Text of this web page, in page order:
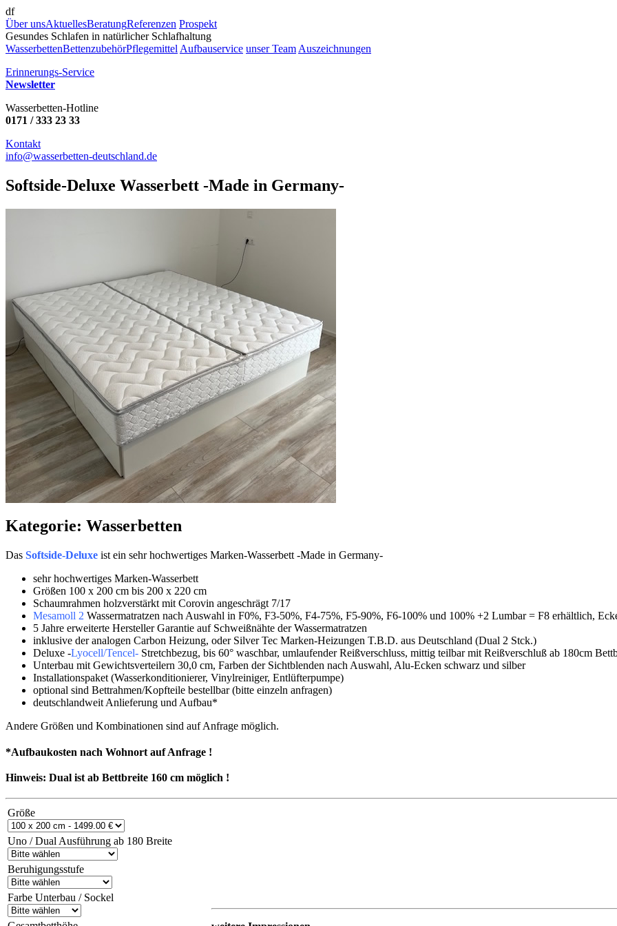
df
Über unsAktuellesBeratungReferenzen Prospekt
Gesundes Schlafen in natürlicher Schlafhaltung
WasserbettenBettenzubehörPflegemittel Aufbauservice unser Team Auszeichnungen
Erinnerungs-Service
Newsletter
Wasserbetten-Hotline
0171 / 333 23 33
Kontakt
info@wasserbetten-deutschland.de
Softside-Deluxe Wasserbett -Made in Germany-
Kategorie: Wasserbetten
Das Softside-Deluxe ist ein sehr hochwertiges Marken-Wasserbett -Made in Germany-
sehr hochwertiges Marken-Wasserbett
Größen 100 x 200 cm bis 200 x 220 cm
Schaumrahmen holzverstärkt mit Corovin angeschrägt 7/17
Mesamoll 2 Wassermatratzen nach Auswahl in F0%, F3-50%, F4-75%, F5-90%, F6-100% und 100% +2 Lumbar = F8 erhältlich,
5 Jahre erweiterte Hersteller Garantie auf Schweißnähte der Wassermatratzen
inklusive der analogen Carbon Heizung, oder Silver Tec Marken-Heizungen T.B.D. aus Deutschland (Dual 2 Stck.)
Deluxe -Lyocell/Tencel- Stretchbezug, bis 60° waschbar, umlaufender Reißverschluss, mittig teilbar mit Reißverschluß ab 180cm
Unterbau mit Gewichtsverteilern 30,0 cm, Farben der Sichtblenden nach Auswahl, Alu-Ecken schwarz und silber
Installationspaket (Wasserkonditionierer, Vinylreiniger, Entlüfterpumpe)
optional sind Bettrahmen/Kopfteile bestellbar (bitte einzeln anfragen)
deutschlandweit Anlieferung und Aufbau*
Andere Größen und Kombinationen sind auf Anfrage möglich.
*Aufbaukosten nach Wohnort auf Anfrage !
Hinweis: Dual ist ab Bettbreite 160 cm möglich !
Größe
Uno / Dual Ausführung ab 180 Breite
Beruhigungsstufe
Farbe Unterbau / Sockel